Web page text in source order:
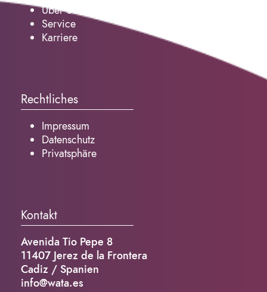
Über Uns
Service
Karriere
Rechtliches
Impressum
Datenschutz
Privatsphäre
Kontakt
Avenida Tio Pepe 8
11407 Jerez de la Frontera
Cadiz / Spanien
info@wata.es